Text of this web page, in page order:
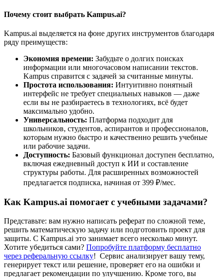
Почему стоит выбрать Kampus.ai?
Kampus.ai выделяется на фоне других инструментов благодаря
ряду преимуществ:
Экономия времени: Забудьте о долгих поисках
информации или многочасовом написании текстов.
Kampus справится с задачей за считанные минуты.
Простота использования: Интуитивно понятный
интерфейс не требует специальных навыков — даже
если вы не разбираетесь в технологиях, всё будет
максимально удобно.
Универсальность: Платформа подходит для
школьников, студентов, аспирантов и профессионалов,
которым нужно быстро и качественно решить учебные
или рабочие задачи.
Доступность: Базовый функционал доступен бесплатно,
включая ежедневный доступ к ИИ и составление
структуры работы. Для расширенных возможностей
предлагается подписка, начиная от 399 ₽/мес.
Как Kampus.ai помогает с учебными задачами?
Представьте: вам нужно написать реферат по сложной теме,
решить математическую задачу или подготовить проект для
защиты. С Kampus.ai это занимает всего несколько минут.
Хотите убедиться сами? Попробуйте платформу бесплатно
через реферальную ссылку! Сервис анализирует вашу тему,
генерирует текст или решение, проверяет его на ошибки и
предлагает рекомендации по улучшению. Кроме того, вы